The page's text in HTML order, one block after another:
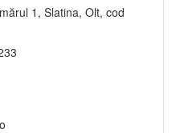
1, Slatina, Olt, cod